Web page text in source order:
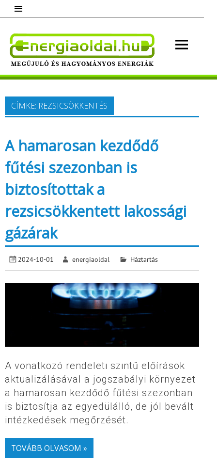
content
Megújuló és hagyományos energiák.
Minden, ami energia!
CÍMKE: REZSICSÖKKENTÉS
A hamarosan kezdődő
fűtési szezonban is
biztosítottak a
rezsicsökkentett lakossági
gázárak
2024-10-01 energiaoldal Háztartás
A vonatkozó rendeleti szintű előírások
aktualizálásával a jogszabályi környezet
a hamarosan kezdődő fűtési szezonban
is biztosítja az egyedülálló, de jól bevált
intézkedések megőrzését.
TOVÁBB OLVASOM »